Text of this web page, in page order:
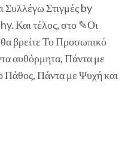
Στιγμές by
Και τέλος, στο ✎Οι
βρείτε Το Προσωπικό
αυθόρμητα, Πάντα με
Πάθος, Πάντα με Ψυχή και